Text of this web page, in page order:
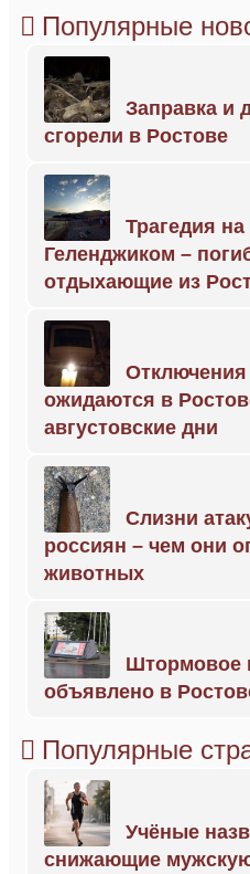
Популярные
Заправка и
сгорели в Ростове
Трагедия
Геленджиком –
отдыхающие из
Отключения
ожидаются в
августовские дни
Слизни
россиян – чем они
животных
Штормовое
объявлено в
Популярные
Учёные
снижающие